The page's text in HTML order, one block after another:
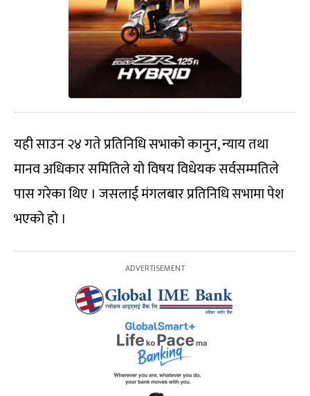
यही साउन २४ गते प्रतिनिधि सभाको कानुन, न्याय तथा
मानव अधिकार समितिले यो विषय विधेयक सर्वसम्मतिले
पास गरेका थिए । जसलाई मंगलबार प्रतिनिधि सभामा पेश
भएको हो ।